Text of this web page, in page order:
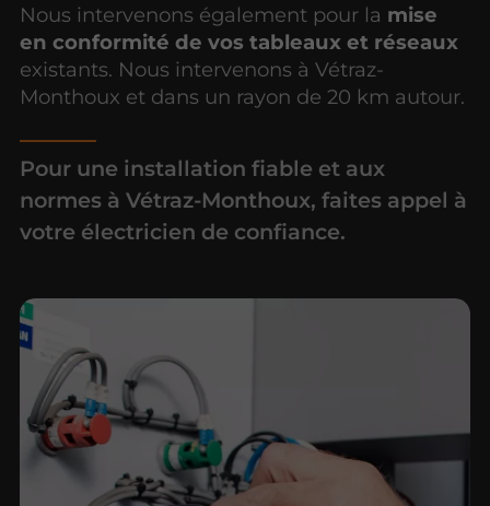
Nous intervenons également pour la mise
en conformité de vos tableaux et réseaux
existants. Nous intervenons à Vétraz-
Monthoux et dans un rayon de 20 km autour.
Pour une installation fiable et aux
normes à Vétraz-Monthoux, faites appel à
votre électricien de confiance.